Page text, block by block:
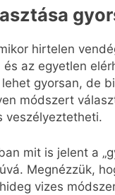
hirtelen
az egyetlen
gyorsan, de
módszert
veszélyeztetheti.
mit is jelent a
Megnézzük,
vizes